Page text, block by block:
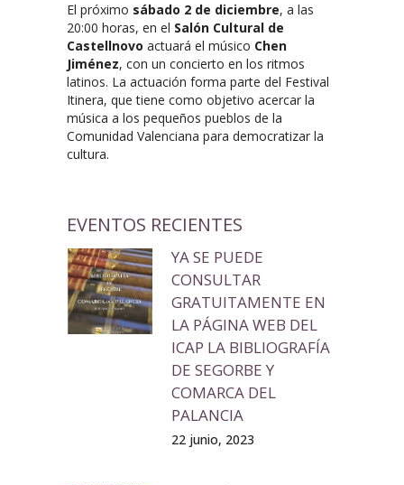
El próximo sábado 2 de diciembre, a las
20:00 horas, en el Salón Cultural de
Castellnovo actuará el músico Chen
Jiménez, con un concierto en los ritmos
latinos. La actuación forma parte del Festival
Itinera, que tiene como objetivo acercar la
música a los pequeños pueblos de la
Comunidad Valenciana para democratizar la
cultura.
EVENTOS RECIENTES
YA SE PUEDE
CONSULTAR
GRATUITAMENTE EN
LA PÁGINA WEB DEL
ICAP LA BIBLIOGRAFÍA
DE SEGORBE Y
COMARCA DEL
PALANCIA
22 junio, 2023